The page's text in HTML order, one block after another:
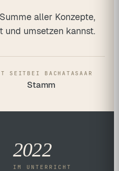
aller Konzepte,
und umsetzen kannst.
SEIT BEI BACHATASAAR
Stamm
2022
IM UNTERRICHT